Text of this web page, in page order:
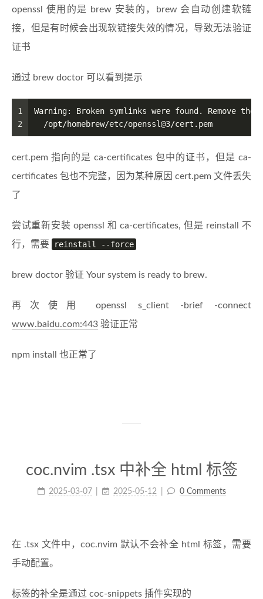
openssl 使用的是 brew 安装的，brew 会自动创建软链
接，但是有时候会出现软链接失效的情况，导致无法验证
证书
通过 brew doctor 可以看到提示
1
2
Warning: Broken symlinks were found. Remove
  /opt/homebrew/etc/openssl@3/cert.pem
cert.pem 指向的是 ca-certificates 包中的证书，但是 ca-
certificates 包也不完整，因为某种原因 cert.pem 文件丢失
了
尝试重新安装 openssl 和 ca-certificates, 但是 reinstall 不
行，需要
reinstall --force
brew doctor 验证 Your system is ready to brew.
再次使用 openssl s_client -brief -connect
www.baidu.com:443 验证正常
npm install 也正常了
coc.nvim .tsx 中补全 html 标签
2025-03-07 2025-05-12 0 Comments
在 .tsx 文件中，coc.nvim 默认不会补全 html 标签，需要
手动配置。
标签的补全是通过 coc-snippets 插件实现的